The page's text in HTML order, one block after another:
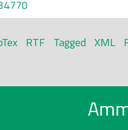
RTF Tagged XML